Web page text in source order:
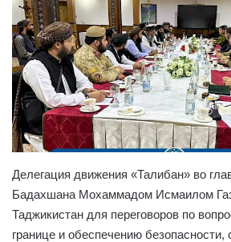
Делегация движения «Талибан» во
Бадахшана Мохаммадом Исмаилом
Таджикистан для переговоров по
границе и обеспечению